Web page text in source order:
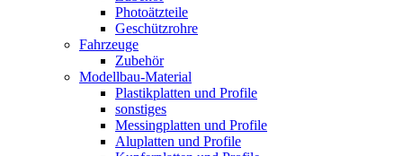
Photoätzteile
Geschützrohre
Fahrzeuge
Zubehör
Modellbau-Material
Plastikplatten und Profile
sonstiges
Messingplatten und Profile
Aluplatten und Profile